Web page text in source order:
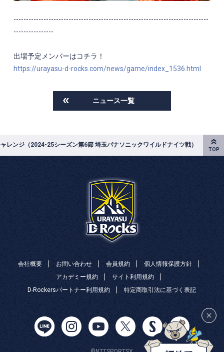
------------------------------------------------------------------------------
----------------
出場予定メンバーはコチラ！
https://urayasu-d-rocks.com/news/game/index_1536.html
ニュース一覧
レンジ（2024-25シーズン第6節 埼玉パナソニックワイルドナイツ戦）
会社概要 お問い合わせ 会員規約
個人情報保護方針
アカデミー規約
サイト利用規約
D-Rockersパートナー利用規約
特定商取引法に基づく表記